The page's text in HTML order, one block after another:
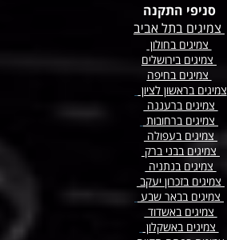
סניפי התקנה
צמיגים בתל אביב
צמיגים בחולון
צמיגים בירושלים
צמיגים בחיפה
צמיגים בראשון לציון
צמיגים ברעננה
צמיגים ברחובות
צמיגים בעפולה
צמיגים בבני ברק
צמיגים בנתניה
צמיגים בזכרון יעקב
צמיגים בבאר שבע
צמיגים באשדוד
צמיגים באשקלון